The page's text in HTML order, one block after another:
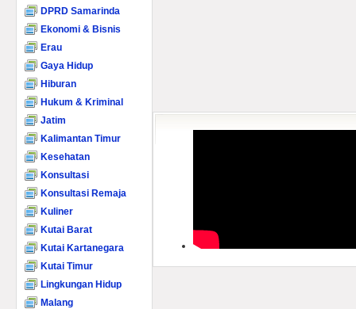
DPRD Samarinda
Ekonomi & Bisnis
Erau
Gaya Hidup
Hiburan
Hukum & Kriminal
Jatim
Kalimantan Timur
Kesehatan
Konsultasi
Konsultasi Remaja
Kuliner
Kutai Barat
Kutai Kartanegara
Kutai Timur
Lingkungan Hidup
Malang